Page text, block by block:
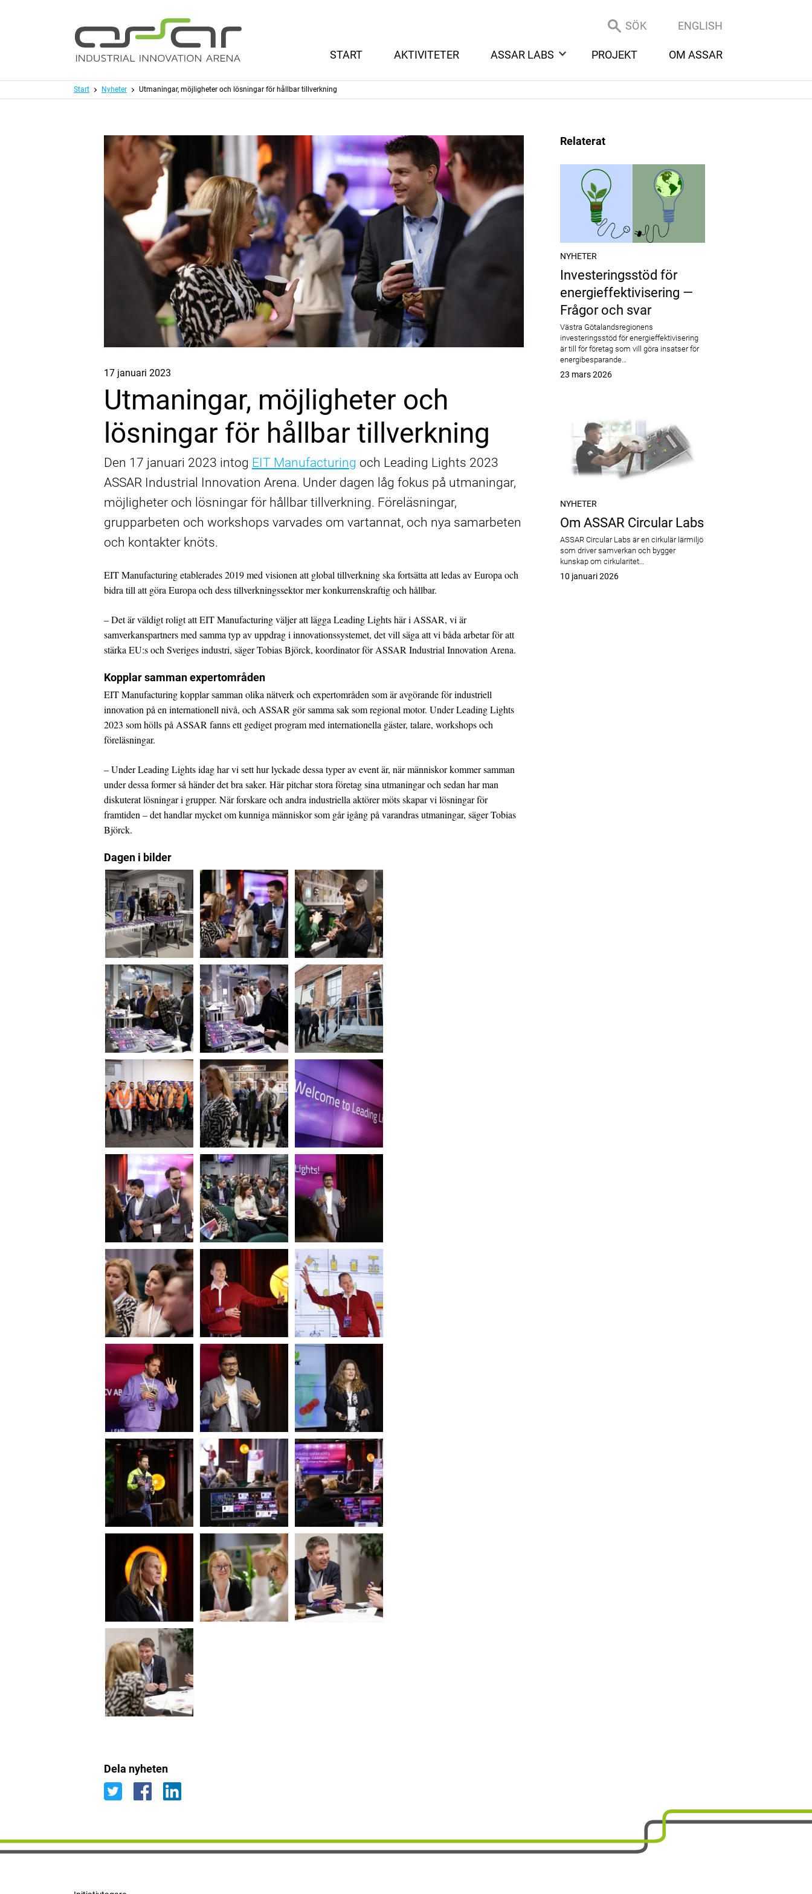
SÖK
ENGLISH
START
AKTIVITETER ASSAR LABS PROJEKT OM ASSAR
Start Nyheter Utmaningar, möjligheter och lösningar för hållbar tillverkning
Publicerat
17 januari 2023
Utmaningar, möjligheter och
lösningar för hållbar tillverkning
Den 17 januari 2023 intog EIT Manufacturing och Leading Lights 2023
ASSAR Industrial Innovation Arena. Under dagen låg fokus på utmaningar,
möjligheter och lösningar för hållbar tillverkning. Föreläsningar,
grupparbeten och workshops varvades om vartannat, och nya samarbeten
och kontakter knöts.
EIT Manufacturing etablerades 2019 med visionen att global tillverkning ska fortsätta att ledas av Europa och
bidra till att göra Europa och dess tillverkningssektor mer konkurrenskraftig och hållbar.
– Det är väldigt roligt att EIT Manufacturing väljer att lägga Leading Lights här i ASSAR, vi är
samverkanspartners med samma typ av uppdrag i innovationssystemet, det vill säga att vi båda arbetar för att
stärka EU:s och Sveriges industri, säger Tobias Björck, koordinator för ASSAR Industrial Innovation Arena.
Kopplar samman expertområden
EIT Manufacturing kopplar samman olika nätverk och expertområden som är avgörande för industriell
innovation på en internationell nivå, och ASSAR gör samma sak som regional motor. Under Leading Lights
2023 som hölls på ASSAR fanns ett gediget program med internationella gäster, talare, workshops och
föreläsningar.
– Under Leading Lights idag har vi sett hur lyckade dessa typer av event är, när människor kommer samman
under dessa former så händer det bra saker. Här pitchar stora företag sina utmaningar och sedan har man
diskuterat lösningar i grupper. När forskare och andra industriella aktörer möts skapar vi lösningar för
framtiden – det handlar mycket om kunniga människor som går igång på varandras utmaningar, säger Tobias
Björck.
Dagen i bilder
Dela nyheten
Relaterat
NYHETER
Investeringsstöd för energieffektivisering — Frågor och svar
Investeringsstöd för
energieffektivisering —
Frågor och svar
Västra Götalandsregionens
investeringsstöd för energieffektivisering
är till för företag som vill göra insatser för
energibesparande…
Publicerat
23 mars 2026
NYHETER
Om ASSAR Circular Labs Om ASSAR Circular Labs
ASSAR Circular Labs är en cirkulär lärmiljö
som driver samverkan och bygger
kunskap om cirkularitet…
Publicerat
10 januari 2026